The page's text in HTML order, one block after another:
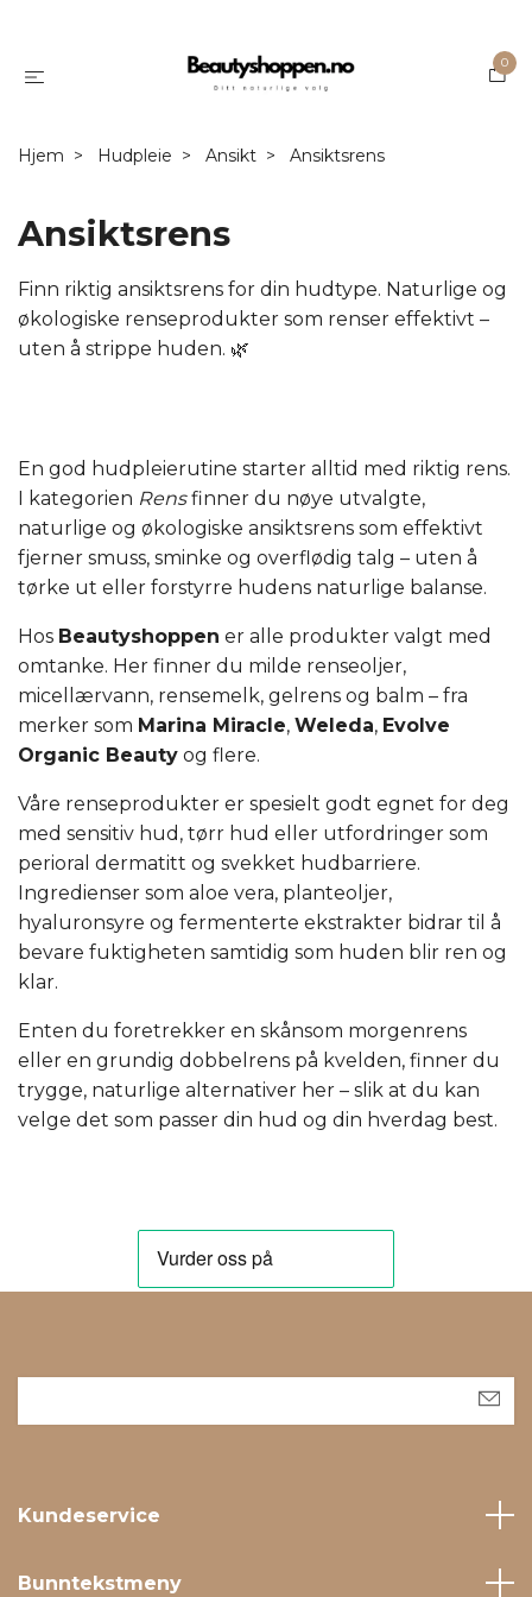
0
Hjem Hudpleie Ansikt Ansiktsrens
Ansiktsrens
Finn riktig ansiktsrens for din hudtype. Naturlige og
økologiske renseprodukter som renser effektivt –
uten å strippe huden. 🌿
En god hudpleierutine starter alltid med riktig rens.
I kategorien Rensfinner du nøye utvalgte,
naturlige og økologiske ansiktsrens som effektivt
fjerner smuss, sminke og overflødig talg – uten å
tørke ut eller forstyrre hudens naturlige balanse.
Hos Beautyshoppen er alle produkter valgt med
omtanke. Her finner du milde renseoljer,
micellærvann, rensemelk, gelrens og balm – fra
merker som Marina Miracle, Weleda, Evolve
Organic Beauty og flere.
Våre renseprodukter er spesielt godt egnet for deg
med sensitiv hud, tørr hud eller utfordringer som
perioral dermatitt og svekket hudbarriere.
Ingredienser som aloe vera, planteoljer,
hyaluronsyre og fermenterte ekstrakter bidrar til å
bevare fuktigheten samtidig som huden blir ren og
klar.
Enten du foretrekker en skånsom morgenrens
eller en grundig dobbelrens på kvelden, finner du
trygge, naturlige alternativer her – slik at du kan
velge det som passer din hud og din hverdag best.
Kundeservice
Bunntekstmeny